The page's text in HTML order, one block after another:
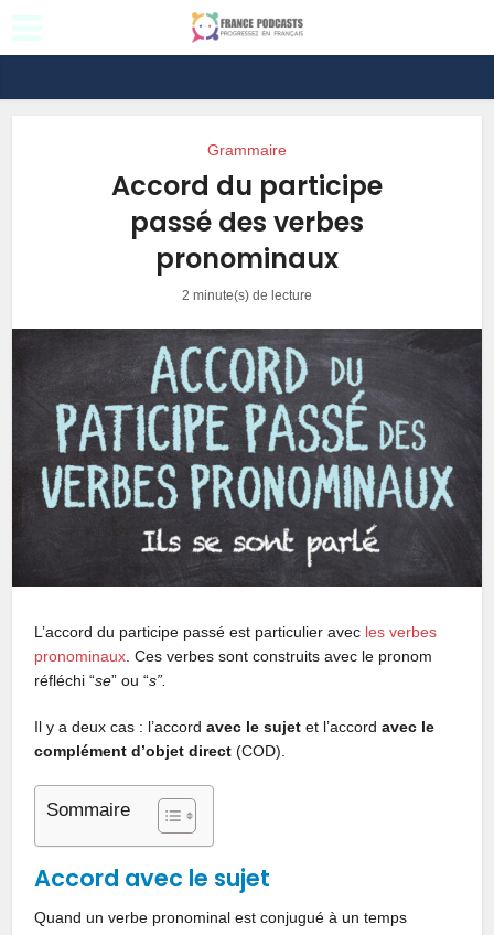
Grammaire
Accord du participe
passé des verbes
pronominaux
2 minute(s) de lecture
L’accord du participe passé est particulier avec les verbes
pronominaux . Ces verbes sont construits avec le pronom
réfléchi “se” ou “s”.
Il y a deux cas : l’accordavec le sujet et l’accordavec le
complément d’objet direct (COD).
Sommaire
Accord avec le sujet
Quand un verbe pronominal est conjugué à un temps